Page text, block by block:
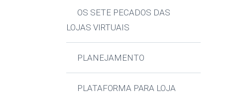
OS SETE PECADOS DAS
LOJAS VIRTUAIS
PLANEJAMENTO
PLATAFORMA PARA LOJA